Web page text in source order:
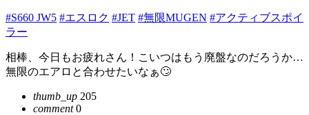
#S660 JW5 #エスロク #JET #無限MUGEN #アクティブスポイ
ラー
相棒、今日もお疲れさん！こいつはもう廃盤なのだろうか…
無限のエアロと合わせたいなぁ🙄
thumb_up 205
comment0